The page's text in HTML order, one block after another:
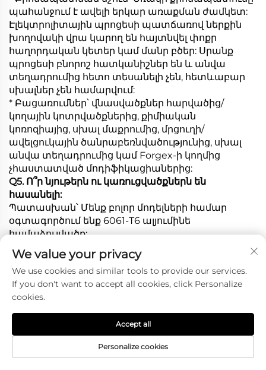
պահանջում է ավելի երկար առաքման ժամկետ:
Էլեկտրոլիտային պրոցեսի պատճառով ներքին
խողովակի վրա կարող են հայտնվել փոքր
հաղորդական կետեր կամ մանր բծեր: Սրանք
պրոցեսի բնորոշ հատկանիշներ են և անվա
տեղադրումից հետո տեսանելի չեն, հետևաբար
սխալներ չեն համարվում:
* Բացառումներ՝ վնասվածքներ հարվածից/
կողային կոտրվածքներից, քիմիական
կոռոզիայից, սխալ մաքրումից, մրցուղի/
ավելցուկային ծանրաբեռնվածությունից, սխալ
անվա տեղադրումից կամ Forgex-ի կողմից
չհաստատված մոդիֆիկացիաներից:
Q5. Ո՞ր նյութերն ու կառուցվածքներն են
հասանելի:
Պատասխան՝ Մենք բոլոր մոդելների համար
օգտագործում ենք 6061-T6 ալյումինե
համաձուլվածք:
Հասանելի կառուցվածքներից են մոնոբլոկ (1 մաս),
2 մաս (կենտրոն + խողովակ) և 3 մաս (եզր +
կենտրոն + խողովակ):
Դիզայններից են՝ խորը կոնկավ, ստեփ-լիպ,
լողացող կափարիչ և H-ոճի դիզայններ՝
իդեալական արդյունքների, ավտոարշավային և
լաքսկային ավտոմեքենաների համար:
Հ6. Կընդունե՞ք OEM կամ ODM պատվերներ:
Պատասխան՝ Այո: Ծառայությունների մեջ են
We value your privacy
We use cookies and similar tools to provide our services.
If you don't want to accept all cookies, click Personalize
cookies.
Personalize cookies
Accept all